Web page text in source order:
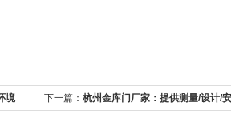
境 下一篇： 杭州金库门厂家：提供测量/设计/